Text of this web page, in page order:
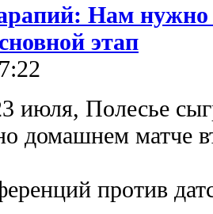
Нам нужно
этап
июля, Полесье
домашнем матче
против